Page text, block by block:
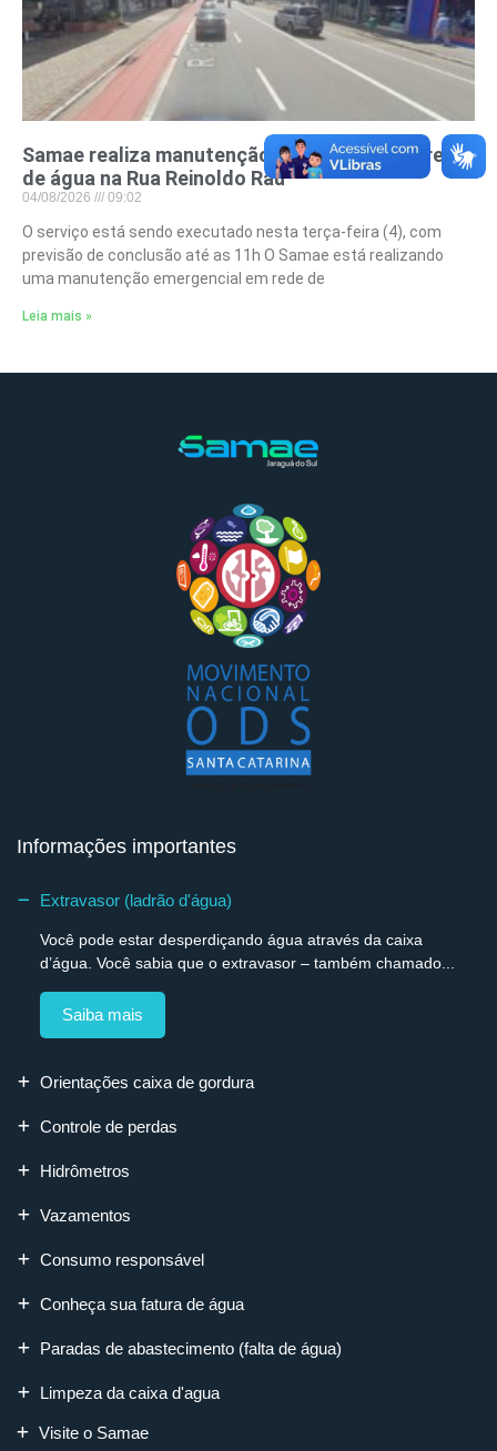
Samae realiza manutenção emergencial em rede
de água na Rua Reinoldo Rau
04/08/2026 09:02
O serviço está sendo executado nesta terça-feira (4), com
previsão de conclusão até as 11h O Samae está realizando
uma manutenção emergencial em rede de
Leia mais »
Informações importantes
Extravasor (ladrão d'água)
Você pode estar desperdiçando água através da caixa
d’água. Você sabia que o extravasor – também chamado...
Saiba mais
Orientações caixa de gordura
Controle de perdas
Hidrômetros
Vazamentos
Consumo responsável
Conheça sua fatura de água
Paradas de abastecimento (falta de água)
Limpeza da caixa d'agua
Visite o Samae